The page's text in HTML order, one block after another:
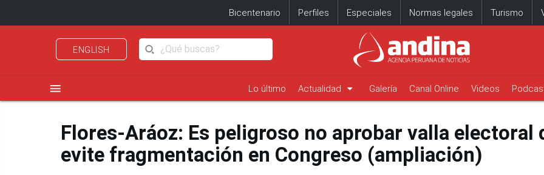
Bicentenario Perfiles Especiales Normas legales Turismo
ENGLISH
menu Lo último Actualidad arrow_drop_down Galería Canal Online Videos
Flores-Aráoz: Es peligroso no aprobar valla electoral
evite fragmentación en Congreso (ampliación)